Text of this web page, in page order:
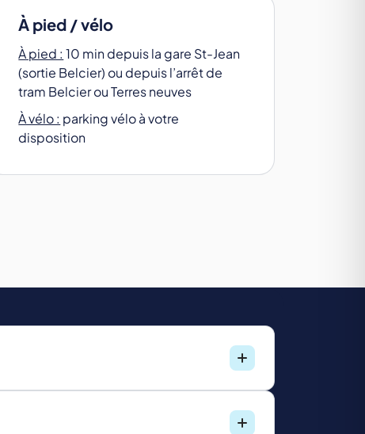
À pied / vélo
À pied : 10 min depuis la gare St-Jean
(sortie Belcier) ou depuis l’arrêt de
tram Belcier ou Terres neuves
À vélo : parking vélo à votre
disposition